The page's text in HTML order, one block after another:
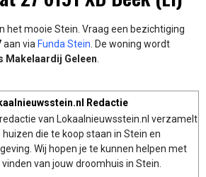
het mooie Stein. Vraag een bezichtiging
aan via Funda Stein . De woning wordt
Makelaardij Geleen
Redactie
redactie van Lokaalnieuwsstein.nl verzamelt
huizen die te koop staan in Stein en
Wij hopen je te kunnen helpen met
vinden van jouw droomhuis in Stein.